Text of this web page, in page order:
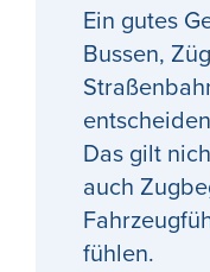
Ein gutes
Bussen,
Das gilt
auch
fühlen.